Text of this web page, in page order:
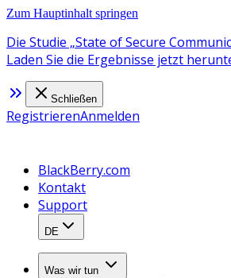
Zum Hauptinhalt springen
Die Studie „State of Secure
Laden Sie die Ergebnisse jetzt
Schließen
RegistrierenAnmelden
BlackBerry.com
Kontakt
Support
DE
Was wir tun